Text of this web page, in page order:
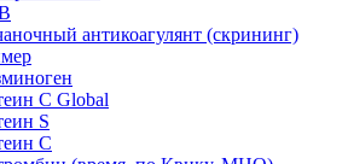
антикоагулянт (скрининг)
C Global
S
С